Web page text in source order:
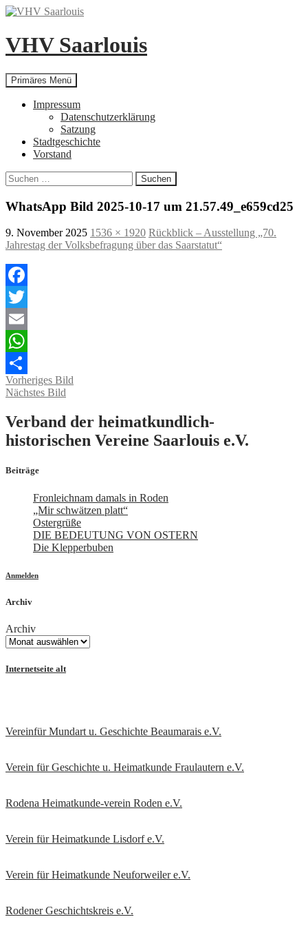
Zum
springen
VHV Saarlouis
Suchen
Primäres Menü
Impressum
Datenschutzerklärung
Satzung
Stadtgeschichte
Vorstand
Suchen
nach:
WhatsApp Bild 2025-10-17 um 21.57.49_e659cd25
9. November 2025 1536 × 1920 Rückblick – Ausstellung „70.
Jahrestag der Volksbefragung über das Saarstatut“
Facebook
Twitter
Email
WhatsApp
Teilen
Vorheriges Bild
Nächstes Bild
Verband der heimatkundlich-
historischen Vereine Saarlouis e.V.
Beiträge
Fronleichnam damals in Roden
„Mir schwätzen platt“
Ostergrüße
DIE BEDEUTUNG VON OSTERN
Die Klepperbuben
Anmelden
Archiv
Archiv
Internetseite alt
Vereinfür Mundart u. Geschichte Beaumarais e.V.
Verein für Geschichte u. Heimatkunde Fraulautern e.V.
Rodena Heimatkunde-verein Roden e.V.
Verein für Heimatkunde Lisdorf e.V.
Verein für Heimatkunde Neuforweiler e.V.
Rodener Geschichtskreis e.V.